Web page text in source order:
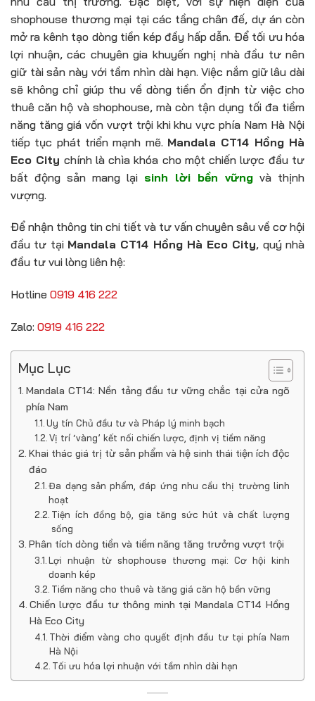
shophouse thương mại tại các tầng chân đế, dự án còn
mở ra kênh tạo dòng tiền kép đầy hấp dẫn. Để tối ưu hóa
lợi nhuận, các chuyên gia khuyến nghị nhà đầu tư nên
giữ tài sản này với tầm nhìn dài hạn. Việc nắm giữ lâu dài
sẽ không chỉ giúp thu về dòng tiền ổn định từ việc cho
thuê căn hộ và shophouse, mà còn tận dụng tối đa tiềm
năng tăng giá vốn vượt trội khi khu vực phía Nam Hà Nội
tiếp tục phát triển mạnh mẽ. Mandala CT14 Hồng Hà
Eco City chính là chìa khóa cho một chiến lược đầu tư
bất động sản mang lại sinh lời bền vững và thịnh
vượng.
Để nhận thông tin chi tiết và tư vấn chuyên sâu về cơ hội
đầu tư tại Mandala CT14 Hồng Hà Eco City, quý nhà
đầu tư vui lòng liên hệ:
Hotline 0919 416 222
Zalo: 0919 416 222
Mục Lục
Mandala CT14: Nền tảng đầu tư vững chắc tại cửa ngõ
phía Nam
Uy tín Chủ đầu tư và Pháp lý minh bạch
Vị trí ‘vàng’ kết nối chiến lược, định vị tiềm năng
Khai thác giá trị từ sản phẩm và hệ sinh thái tiện ích độc
đáo
Đa dạng sản phẩm, đáp ứng nhu cầu thị trường linh
hoạt
Tiện ích đồng bộ, gia tăng sức hút và chất lượng
sống
Phân tích dòng tiền và tiềm năng tăng trưởng vượt trội
Lợi nhuận từ shophouse thương mại: Cơ hội kinh
doanh kép
Tiềm năng cho thuê và tăng giá căn hộ bền vững
Chiến lược đầu tư thông minh tại Mandala CT14 Hồng
Hà Eco City
Thời điểm vàng cho quyết định đầu tư tại phía Nam
Hà Nội
Tối ưu hóa lợi nhuận với tầm nhìn dài hạn